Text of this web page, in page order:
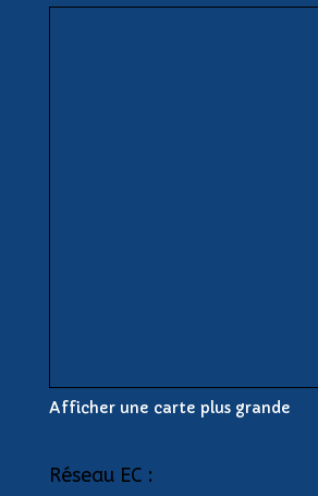
Afficher une carte plus grande
Réseau EC :